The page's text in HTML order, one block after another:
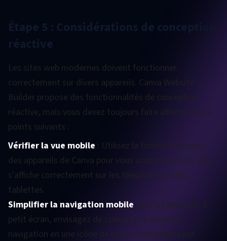
Étape 5 : Considérations de conception
réactive
Les sites web modernes doivent fonctionner
correctement sur divers appareils. Canva Website
Builder propose des fonctionnalités de conception
réactive, mais vous devez toujours faire attention aux
points suivants :
Vérifier la vue mobile : Utilisez la fonction d'aperçu
des appareils de Canva pour vous assurer que l'en-tête
s'affiche correctement sur les téléphones et les
tablettes.
Simplifier la navigation mobile : Sur les appareils à
petit écran, envisagez de convertir le menu de
navigation en une icône de menu hamburger pour